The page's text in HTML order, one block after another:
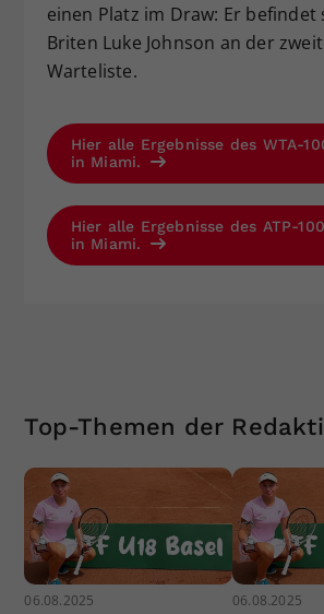
einen Platz im Draw: Er befindet
Briten Luke Johnson an der
Warteliste.
Hier alle Ergebnisse des WTA-
in Miami.
Hier alle Ergebnisse des ATP-
in Miami.
Top-Themen der
06.08.2025 06.08.2025